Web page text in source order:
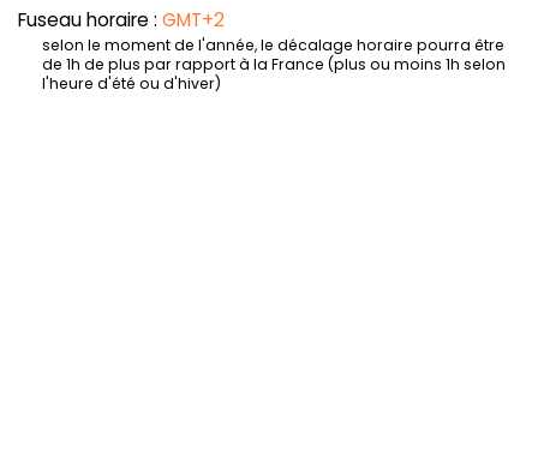
Fuseau horaire : GMT+2
selon le moment de l'année, le décalage horaire pourra être
de 1h de plus par rapport à la France (plus ou moins 1h selon
l'heure d'été ou d'hiver)